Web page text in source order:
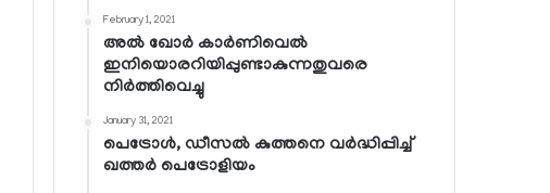
February 1, 2021
അല്‍ ഖോര്‍ കാര്‍ണിവെല്‍
ഇനിയൊരറിയിപ്പുണ്ടാകുന്നതുവരെ
നിര്‍ത്തിവെച്ചു
January 31, 2021
പെട്രോള്‍, ഡീസല്‍ കുത്തനെ വര്‍ദ്ധിപ്പിച്ച്
ഖത്തര്‍ പെട്രോളിയം